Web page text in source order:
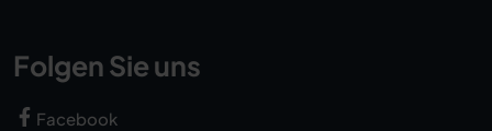
Folgen Sie uns
Facebook